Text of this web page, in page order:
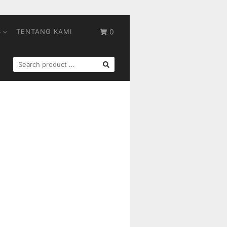
0
TENTANG KAMI
SEARCH
FOR: